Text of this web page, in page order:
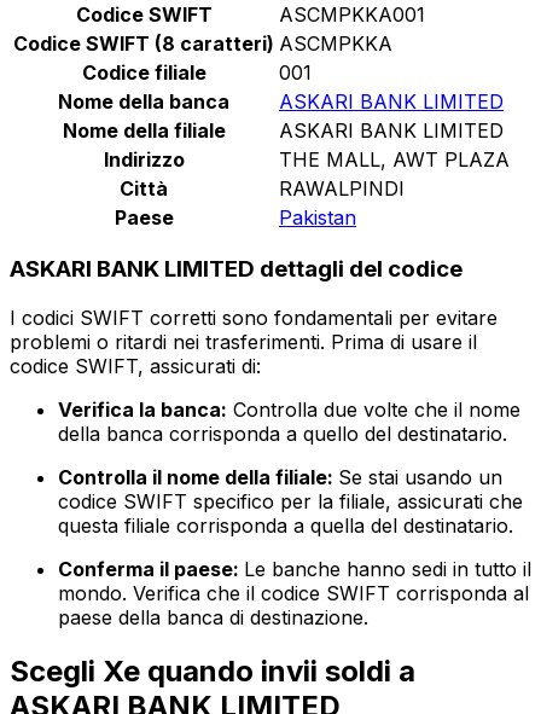
Codice SWIFT
ASCMPKKA001
Codice SWIFT (8 caratteri) ASCMPKKA
Codice filiale
001
Nome della banca
ASKARI BANK LIMITED
Nome della filiale
ASKARI BANK LIMITED
Indirizzo
THE MALL, AWT PLAZA
Città
RAWALPINDI
Paese
Pakistan
ASKARI BANK LIMITED dettagli del codice
I codici SWIFT corretti sono fondamentali per evitare
problemi o ritardi nei trasferimenti. Prima di usare il
codice SWIFT, assicurati di:
Verifica la banca: Controlla due volte che il nome
della banca corrisponda a quello del destinatario.
Controlla il nome della filiale: Se stai usando un
codice SWIFT specifico per la filiale, assicurati che
questa filiale corrisponda a quella del destinatario.
Conferma il paese: Le banche hanno sedi in tutto il
mondo. Verifica che il codice SWIFT corrisponda al
paese della banca di destinazione.
Scegli Xe quando invii soldi a
ASKARI BANK LIMITED